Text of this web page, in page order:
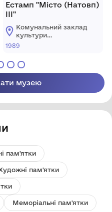
Естамп "Місто (Натовп)
ІІІ"
Комунальний заклад
культури
"Хмельницький
1989
музею
пам'ятки
пам'ятки
Меморіальні пам'ятки